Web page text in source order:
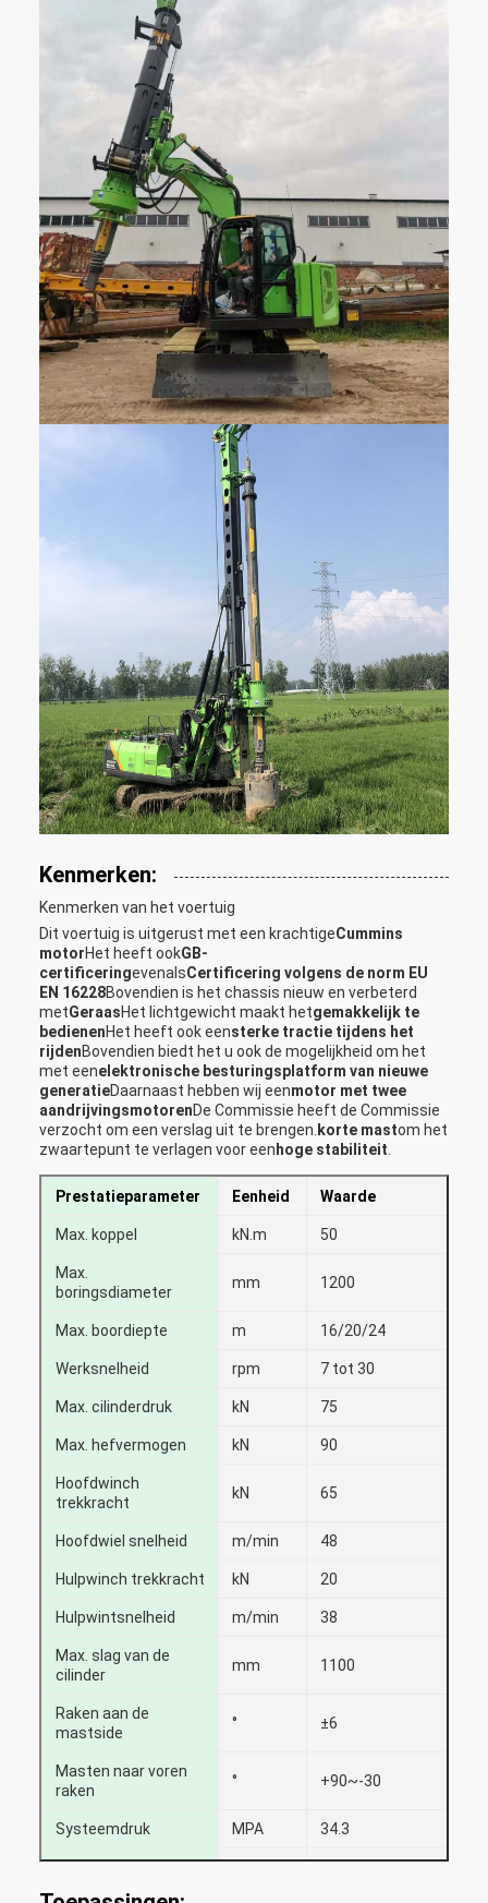
Kenmerken:
Kenmerken van het voertuig
Dit voertuig is uitgerust met een krachtigeCummins
motorHet heeft ookGB-
certificeringevenalsCertificering volgens de norm EU
EN 16228Bovendien is het chassis nieuw en verbeterd
metGeraasHet lichtgewicht maakt hetgemakkelijk te
bedienenHet heeft ook eensterke tractie tijdens het
rijdenBovendien biedt het u ook de mogelijkheid om het
met eenelektronische besturingsplatform van nieuwe
generatieDaarnaast hebben wij eenmotor met twee
aandrijvingsmotorenDe Commissie heeft de Commissie
verzocht om een verslag uit te brengen. korte mastom het
zwaartepunt te verlagen voor een hoge stabiliteit
Prestatieparameter Eenheid Waarde
Max. koppel kN.m 50
Max.
boringsdiameter
mm 1200
Max. boordiepte m 16/20/24
Werksnelheid rpm 7 tot 30
Max. cilinderdruk kN 75
Max. hefvermogen kN 90
Hoofdwinch
trekkracht
kN 65
Hoofdwiel snelheid m/min 48
Hulpwinch trekkracht kN 20
Hulpwintsnelheid m/min 38
Max. slag van de
cilinder
mm 1100
Raken aan de
mastside
° ±6
Masten naar voren
raken
° +90~-30
Systeemdruk MPA 34.3
Druk van de piloot MPA 3.9